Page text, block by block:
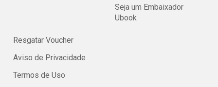
Seja um Embaixador
Ubook
Resgatar Voucher
Aviso de Privacidade
Termos de Uso